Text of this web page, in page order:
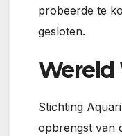
probeerde te
gesloten.
Wereld
Stichting
opbrengst van